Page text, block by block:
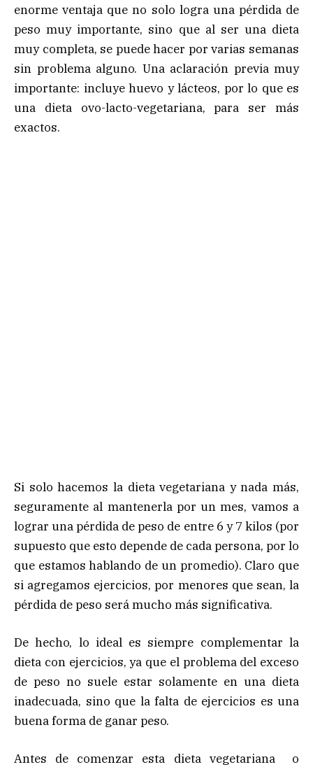
enorme ventaja que no solo logra una pérdida de
peso muy importante, sino que al ser una dieta
muy completa, se puede hacer por varias semanas
sin problema alguno. Una aclaración previa muy
importante: incluye huevo y lácteos, por lo que es
una dieta ovo-lacto-vegetariana, para ser más
exactos.
Si solo hacemos la dieta vegetariana y nada más,
seguramente al mantenerla por un mes, vamos a
lograr una pérdida de peso de entre 6 y 7 kilos (por
supuesto que esto depende de cada persona, por lo
que estamos hablando de un promedio). Claro que
si agregamos ejercicios, por menores que sean, la
pérdida de peso será mucho más significativa.
De hecho, lo ideal es siempre complementar la
dieta con ejercicios, ya que el problema del exceso
de peso no suele estar solamente en una dieta
inadecuada, sino que la falta de ejercicios es una
buena forma de ganar peso.
Antes de comenzar esta dieta vegetariana o